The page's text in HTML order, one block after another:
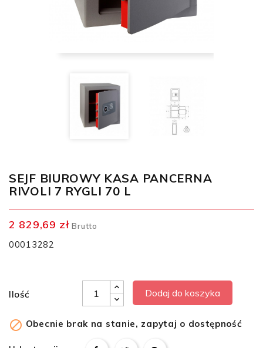
SEJF BIUROWY KASA PANCERNA
RIVOLI 7 RYGLI 70 L
2 829,69 zł Brutto
00013282
Ilość Dodaj do koszyka
 Obecnie brak na stanie, zapytaj o dostępność